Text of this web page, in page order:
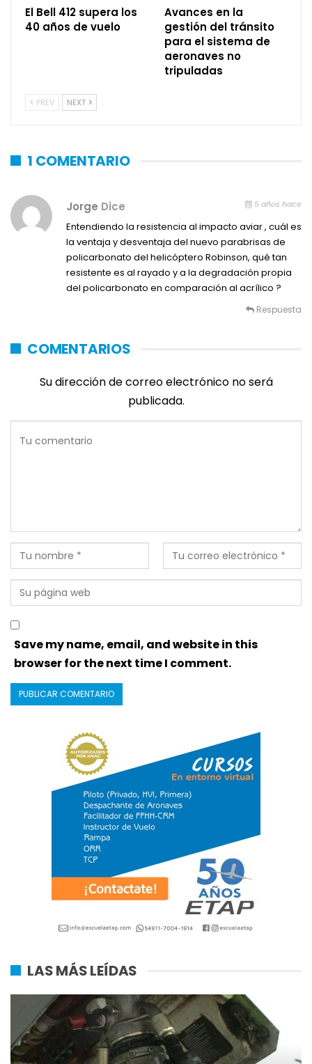
El Bell 412 supera los
40 años de vuelo
Avances en la
gestión del tránsito
para el sistema de
aeronaves no
tripuladas
PREV NEXT
1 COMENTARIO
Jorge Dice 5 años hace
Entendiendo la resistencia al impacto aviar , cuál es
la ventaja y desventaja del nuevo parabrisas de
policarbonato del helicóptero Robinson, qué tan
resistente es al rayado y a la degradación propia
del policarbonato en comparación al acrílico ?
Respuesta
COMENTARIOS
Su dirección de correo electrónico no será
publicada.
Save my name, email, and website in this
browser for the next time I comment.
LAS MÁS LEÍDAS